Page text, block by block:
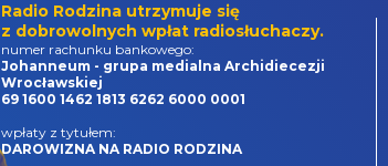
Radio Rodzina utrzymuje się
z dobrowolnych wpłat radiosłuchaczy.
numer rachunku bankowego:
Johanneum - grupa medialna Archidiecezji
Wrocławskiej
69 1600 1462 1813 6262 6000 0001
wpłaty z tytułem:
DAROWIZNA NA RADIO RODZINA